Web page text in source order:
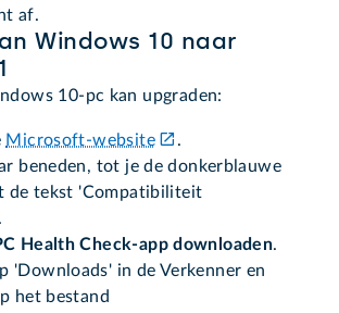
af.
Windows 10 naar
10-pc kan upgraden:
Microsoft-website
.
beneden, tot je de donkerblauwe
de tekst 'Compatibiliteit
Health Check-app downloaden.
'Downloads' in de Verkenner en
het bestand